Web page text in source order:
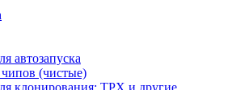
автозапуска
(чистые)
клонирования: TPX и другие